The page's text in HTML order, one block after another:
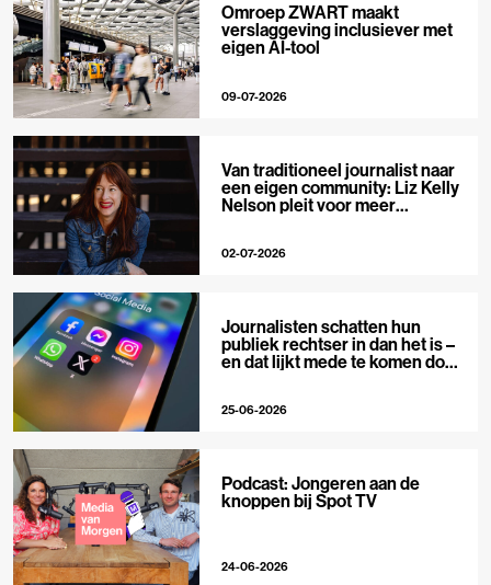
Omroep ZWART maakt
verslaggeving inclusiever met
eigen AI-tool
09-07-2026
Van traditioneel journalist naar
een eigen community: Liz Kelly
Nelson pleit voor meer
02-07-2026
Journalisten schatten hun
publiek rechtser in dan het is –
en dat lijkt mede te komen door
25-06-2026
Podcast: Jongeren aan de
knoppen bij Spot TV
24-06-2026